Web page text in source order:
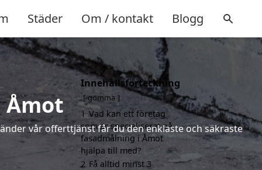
Städer Om / kontakt Blogg
Åmot
vår offerttjänst får du den enklaste och säkraste
Innehållsförteckning
gömma
1 Vad kan ett företag
som är specialiserat på
fasadmålning i Åmot
hjälpa till med?
2 Få alltid minst 3